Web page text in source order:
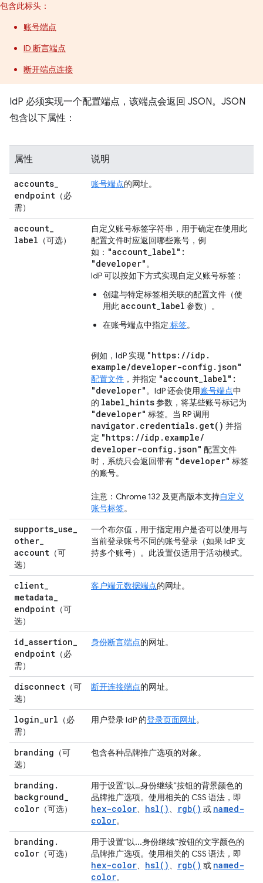
包含此标头：
账号端点
ID 断言端点
断开端点连接
IdP 必须实现一个配置端点，该端点会返回 JSON。JSON
包含以下属性：
属性 说明
accounts_
endpoint （必
需）
账号端点的网址。
account_
label （可选）
自定义账号标签字符串，用于确定在使用此
配置文件时应返回哪些账号，例
如： "account_label":
"developer"。
IdP 可以按如下方式实现自定义账号标签：
创建与特定标签相关联的配置文件（使
用此account_label 参数）。
在账号端点中指定 标签。
例如，IdP 实现 "https: //idp .
example/developer-config . json"
配置文件 ，并指定 "account_label":
"developer"。IdP 还会使用账号端点中
的 label_hints参数，将某些账号标记为
"developer" 标签。当 RP 调用
navigator. credentials. get( ) 并指
定 "https: //idp . example/
developer-config . json" 配置文件
时，系统只会返回带有 "developer" 标签
的账号。
注意：Chrome 132 及更高版本支持自定义
账号标签。
supports_use_
other_
account （可
选）
一个布尔值，用于指定用户是否可以使用与
当前登录账号不同的账号登录（如果 IdP 支
持多个账号）。此设置仅适用于活动模式。
client_
metadata_
endpoint （可
选）
客户端元数据端点的网址。
id_assertion_
endpoint （必
需）
身份断言端点的网址。
disconnect （可
选）
断开连接端点的网址。
login_url （必
需）
用户登录 IdP 的登录页面网址。
branding （可
选）
包含各种品牌推广选项的对象。
branding .
background_
color （可选）
用于设置“以…身份继续”按钮的背景颜色的
品牌推广选项。使用相关的 CSS 语法，即
hex-color、 hsl()、 rgb() 或 named-
color。
branding .
color （可选）
用于设置“以...身份继续”按钮的文字颜色的
品牌推广选项。使用相关的 CSS 语法，即
hex-color、 hsl()、 rgb() 或 named-
color。